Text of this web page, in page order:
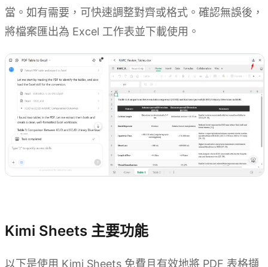
當。如有需要，可快速調整對齊或格式。確認無誤後，
將檔案匯出為 Excel 工作表並下載使用。
Kimi Sheets 主要功能
以下是使用 Kimi Sheets 免費且有效地將 PDF 表格擷